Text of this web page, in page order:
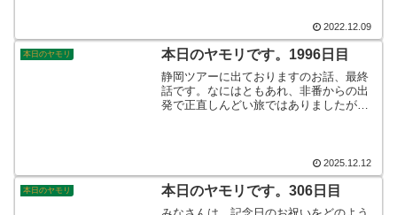
ップしていきます☆そんなこんなで、本
日のヤモリです。
2022.12.09
本日のヤモリ 本日のヤモリです。1996日目
静岡ツアーに出ておりますのお話、最終
話です。なにはともあれ、非番からの出
発で正直しんどい旅ではありましたが、
技術に期待しつつ、これからもほどよい
距離感で旅行を楽しみたいと思います。
そんなこんなで、本日のヤモリです。
2025.12.12
本日のヤモリ 本日のヤモリです。306日目